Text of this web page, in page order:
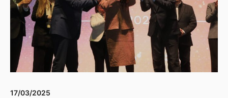
17/03/2025